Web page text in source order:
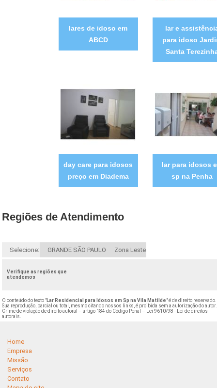
lares de idoso em
ABCD
lar e
para idoso
Santa
day care para idosos
preço em Diadema
lar para idosos
sp na Penha
Regiões de Atendimento
Selecione: GRANDE SÃO PAULO Zona Leste
Verifique as regiões que
atendemos
O conteúdo do texto "Lar Residencial para Idosos em Sp na Vila Matilde" é de direito reservado.
Sua reprodução, parcial ou total, mesmo citando nossos links, é proibida sem a autorização do autor.
Crime de violação de direito autoral – artigo 184 do Código Penal –
Lei 9610/98 - Lei de direitos
autorais
Home
Empresa
Missão
Serviços
Contato